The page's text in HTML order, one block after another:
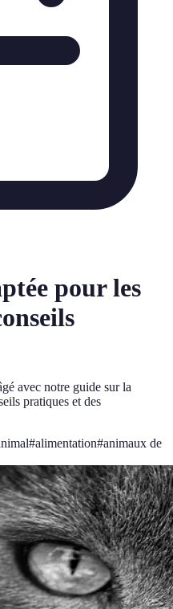
pour les
avec notre guide sur la
pratiques et des
#alimentation#animaux de